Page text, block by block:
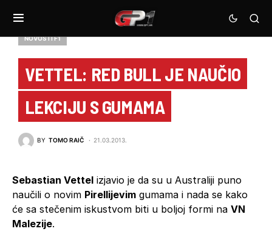
NOVOSTI F1
VETTEL: RED BULL JE NAUČIO
LEKCIJU S GUMAMA
BY TOMO RAIČ 21.03.2013.
Sebastian Vettel izjavio je da su u Australiji puno
naučili o novim Pirellijevim gumama i nada se kako
će sa stečenim iskustvom biti u boljoj formi na VN
Malezije.